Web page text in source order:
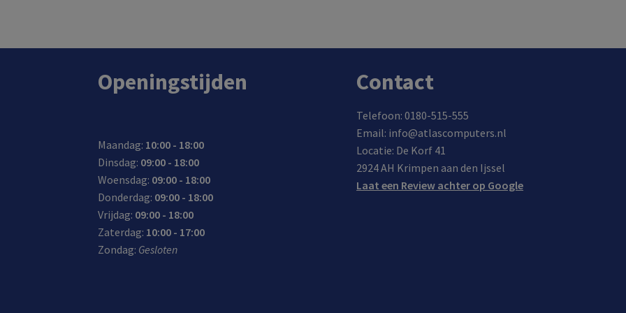
Openingstijden
Maandag: 10:00 - 18:00
Dinsdag: 09:00 - 18:00
Woensdag: 09:00 - 18:00
Donderdag: 09:00 - 18:00
Vrijdag: 09:00 - 18:00
Zaterdag: 10:00 - 17:00
Zondag: Gesloten
Contact
Telefoon: 0180-515-555
Email: info@atlascomputers.nl
Locatie: De Korf 41
2924 AH Krimpen aan den Ijssel
Laat een Review achter op Google